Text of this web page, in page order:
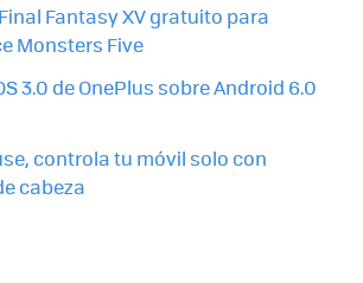
Fantasy XV gratuito para
Monsters Five
3.0 de OnePlus sobre Android 6.0
controla tu móvil solo con
cabeza